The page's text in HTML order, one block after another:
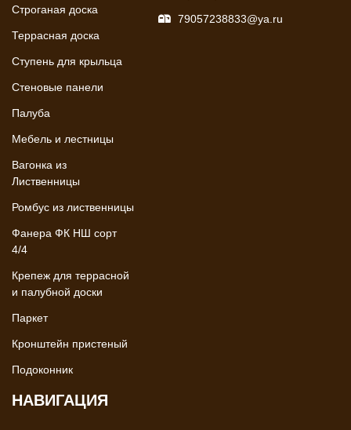
Строганая доска
Террасная доска
Ступень для крыльца
Стеновые панели
Палуба
Мебель и лестницы
Вагонка из
Лиственницы
Ромбус из лиственницы
Фанера ФК НШ сорт
4/4
Крепеж для террасной
и палубной доски
Паркет
Кронштейн пристеный
Подоконник
НАВИГАЦИЯ
79057238833@ya.ru